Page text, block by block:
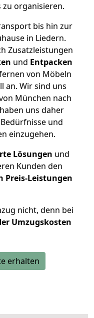
zu organisieren.
bis hin zur
in Liedern.
Zusatzleistungen
und Entpacken
von Möbeln
an. Wir sind uns
München nach
uns daher
und
einzugehen.
Lösungen und
Kunden den
Preis-Leistungen
nicht, denn bei
Umzugskosten
erhalten